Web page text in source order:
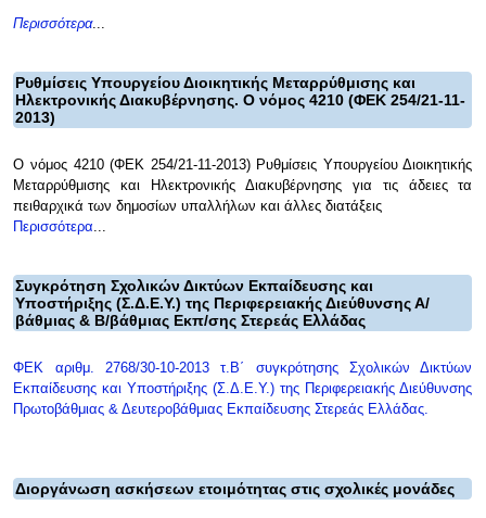
Περισσότερα...
Ρυθμίσεις Υπουργείου Διοικητικής Μεταρρύθμισης και
Ηλεκτρονικής Διακυβέρνησης. Ο νόμος 4210 (ΦΕΚ 254/21-11-
2013)
Ο νόμος 4210 (ΦΕΚ 254/21-11-2013) Ρυθμίσεις Υπουργείου Διοικητικής
Μεταρρύθμισης και Ηλεκτρονικής Διακυβέρνησης για τις άδειες τα
πειθαρχικά των δημοσίων υπαλλήλων και άλλες διατάξεις
Περισσότερα
Συγκρότηση Σχολικών Δικτύων Εκπαίδευσης και
Υποστήριξης (Σ.Δ.Ε.Υ.) της Περιφερειακής Διεύθυνσης Α/
βάθμιας & Β/βάθμιας Εκπ/σης Στερεάς Ελλάδας
ΦΕΚ αριθμ. 2768/30-10-2013 τ.Β΄ συγκρότησης Σχολικών Δικτύων
Εκπαίδευσης και Υποστήριξης (Σ.Δ.Ε.Υ.) της Περιφερειακής Διεύθυνσης
Πρωτοβάθμιας & Δευτεροβάθμιας Εκπαίδευσης Στερεάς Ελλάδας.
Διοργάνωση ασκήσεων ετοιμότητας στις σχολικές μονάδες